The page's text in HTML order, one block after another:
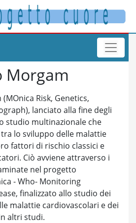
Morgam
Risk, Genetics,
lanciato alla fine degli
studio multinazionale che
lo sviluppo delle malattie
fattori di rischio classici e
Ciò avviene attraverso i
nel progetto
- Who- Monitoring
finalizzato allo studio dei
malattie cardiovascolari e dei
altri studi.